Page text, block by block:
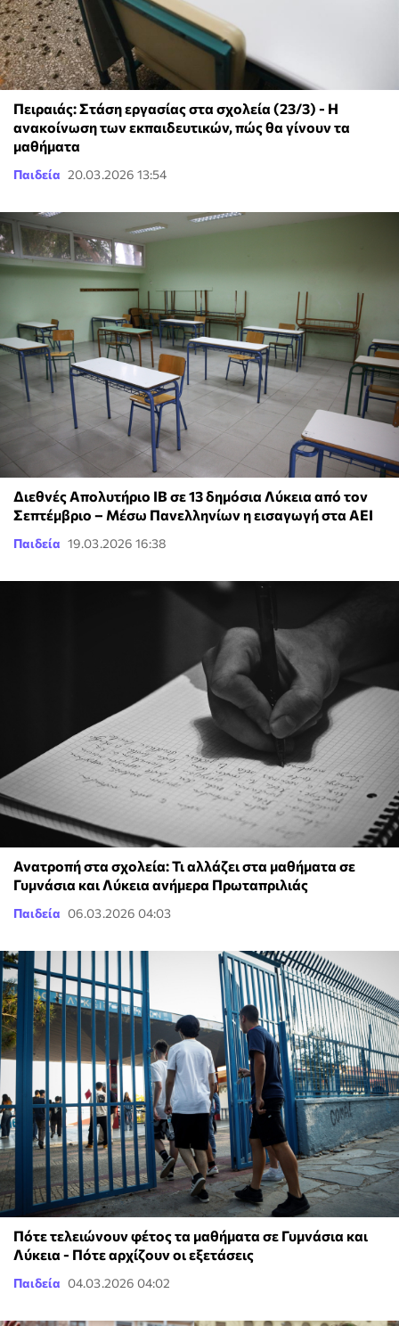
Πειραιάς: Στάση εργασίας στα σχολεία (23/3) - Η
ανακοίνωση των εκπαιδευτικών, πώς θα γίνουν τα
μαθήματα
Παιδεία 20.03.2026 13:54
Διεθνές Απολυτήριο IB σε 13 δημόσια Λύκεια από τον
Σεπτέμβριο – Μέσω Πανελληνίων η εισαγωγή στα ΑΕΙ
Παιδεία 19.03.2026 16:38
Ανατροπή στα σχολεία: Τι αλλάζει στα μαθήματα σε
Γυμνάσια και Λύκεια ανήμερα Πρωταπριλιάς
Παιδεία 06.03.2026 04:03
Πότε τελειώνουν φέτος τα μαθήματα σε Γυμνάσια και
Λύκεια - Πότε αρχίζουν οι εξετάσεις
Παιδεία 04.03.2026 04:02